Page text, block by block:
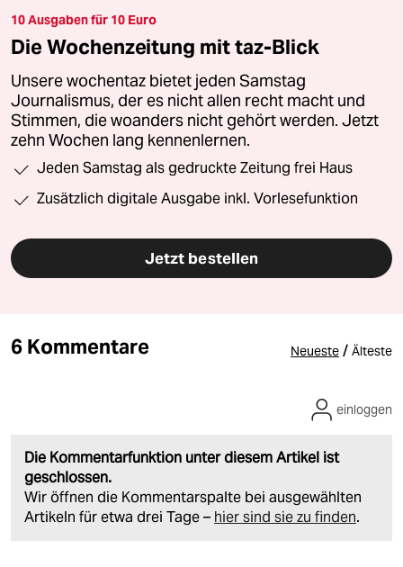
10 Ausgaben für 10 Euro
Die Wochenzeitung mit taz-Blick
Unsere wochentaz bietet jeden Samstag
Journalismus, der es nicht allen recht macht und
Stimmen, die woanders nicht gehört werden. Jetzt
zehn Wochen lang kennenlernen.
Jeden Samstag als gedruckte Zeitung frei Haus
Zusätzlich digitale Ausgabe inkl. Vorlesefunktion
Jetzt bestellen
6 Kommentare Neueste / Älteste
Die Kommentarfunktion unter diesem Artikel ist
geschlossen.
Wir öffnen die Kommentarspalte bei ausgewählten
Artikeln für etwa drei Tage – hier sind sie zu finden.
einloggen